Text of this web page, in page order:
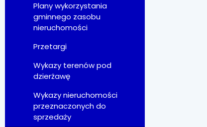
Plany wykorzystania
gminnego zasobu
nieruchomości
Przetargi
Wykazy terenów pod
dzierżawę
Wykazy nieruchomości
przeznaczonych do
sprzedaży